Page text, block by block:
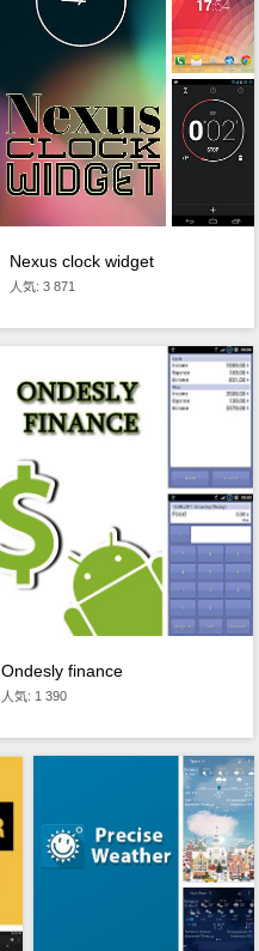
Nexus clock widget
人気: 3 871
Ondesly finance
人気: 1 390